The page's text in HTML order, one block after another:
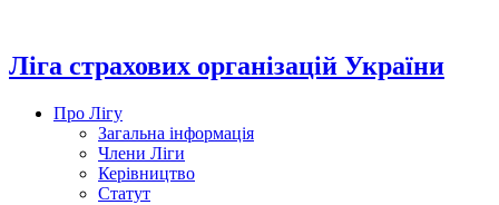
вмісту
Ліга страхових організацій України
Про Лігу
Загальна інформація
Члени Ліги
Керівництво
Статут